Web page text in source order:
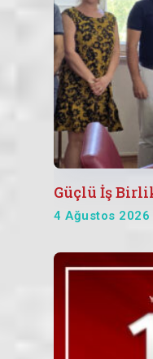
Güçlü İş
4 Ağustos 2026